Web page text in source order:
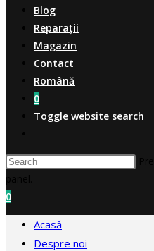
Blog
Reparații
Magazin
Contact
Română
0
Toggle website search
0
Acasă
Despre noi